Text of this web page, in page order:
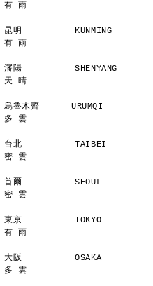
有 雨
昆明          KUNMING
有 雨
瀋陽          SHENYANG
天 晴
烏魯木齊      URUMQI
多 雲
台北          TAIBEI
密 雲
首爾          SEOUL
密 雲
東京          TOKYO
有 雨
大阪          OSAKA
多 雲